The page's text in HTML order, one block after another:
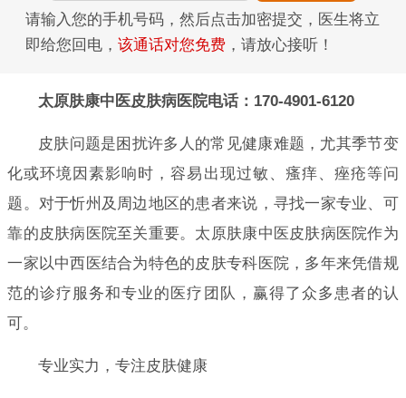
请输入您的手机号码，然后点击加密提交，医生将立
即给您回电， 该通话对您免费 ，请放心接听！
太原肤康中医皮肤病医院电话：170-4901-6120
皮肤问题是困扰许多人的常见健康难题，尤其季节变
化或环境因素影响时，容易出现过敏、瘙痒、痤疮等问
题。对于忻州及周边地区的患者来说，寻找一家专业、可
靠的皮肤病医院至关重要。太原肤康中医皮肤病医院作为
一家以中西医结合为特色的皮肤专科医院，多年来凭借规
范的诊疗服务和专业的医疗团队，赢得了众多患者的认
可。
专业实力，专注皮肤健康